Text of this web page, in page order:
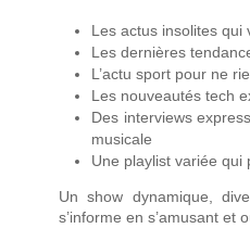
Les actus insolites qui
Les dernières
L’actu sport pour ne
Les nouveautés tech
Des interviews
musicale
Une playlist variée qui
Un show dynamique,
s’informe en s’amusant et